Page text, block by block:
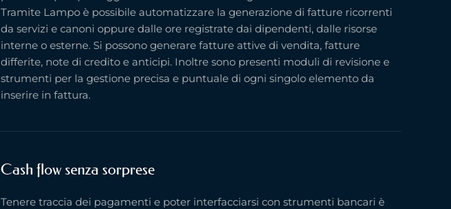
Tramite Lampo è possibile automatizzare la generazione di fatture ricorrenti
da servizi e canoni oppure dalle ore registrate dai dipendenti, dalle risorse
interne o esterne. Si possono generare fatture attive di vendita, fatture
differite, note di credito e anticipi. Inoltre sono presenti moduli di revisione e
strumenti per la gestione precisa e puntuale di ogni singolo elemento da
inserire in fattura.
Cash flow senza sorprese
Tenere traccia dei pagamenti e poter interfacciarsi con strumenti bancari è